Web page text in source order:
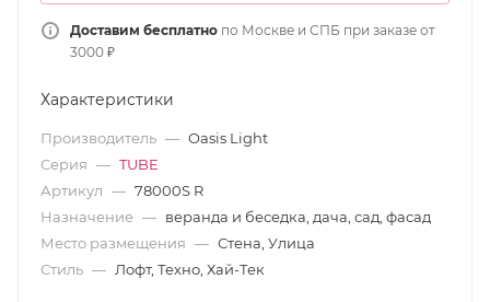
Доставим бесплатно по Москве и СПБ при заказе от
3000 ₽
Характеристики
Производитель — Oasis Light
Серия — TUBE
Артикул — 78000S R
Назначение — веранда и беседка, дача, сад, фасад
Место размещения — Стена, Улица
Стиль — Лофт, Техно, Хай-Тек